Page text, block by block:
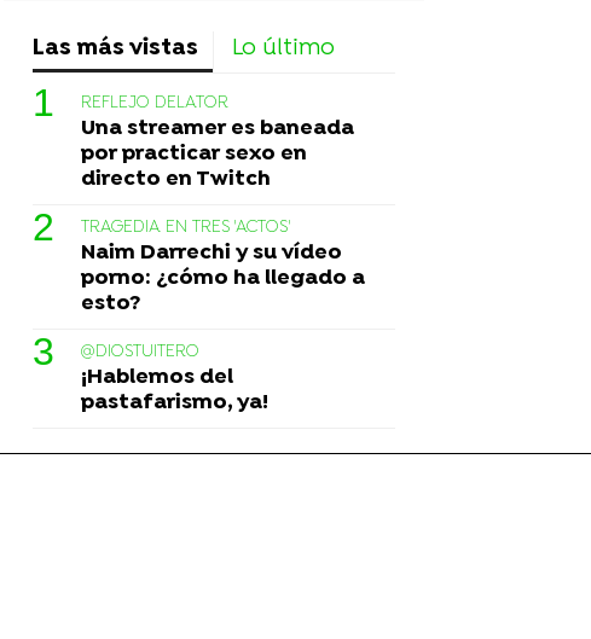
Las más vistas Lo último
REFLEJO DELATOR
Una streamer es baneada
por practicar sexo en
directo en Twitch
TRAGEDIA EN TRES 'ACTOS'
Naim Darrechi y su vídeo
porno: ¿cómo ha llegado a
esto?
@DIOSTUITERO
¡Hablemos del
pastafarismo, ya!